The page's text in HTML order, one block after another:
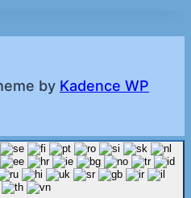
by Kadence WP